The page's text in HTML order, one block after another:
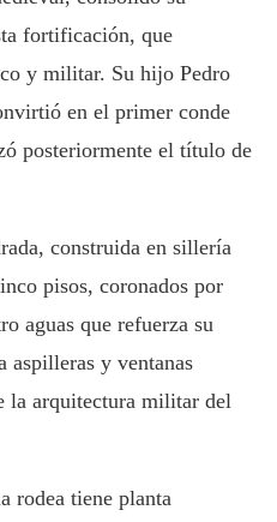
fortificación, que
y militar. Su hijo Pedro
en el primer conde
posteriormente el título de
construida en sillería
pisos, coronados por
aguas que refuerza su
aspilleras y ventanas
la arquitectura militar del
rodea tiene planta